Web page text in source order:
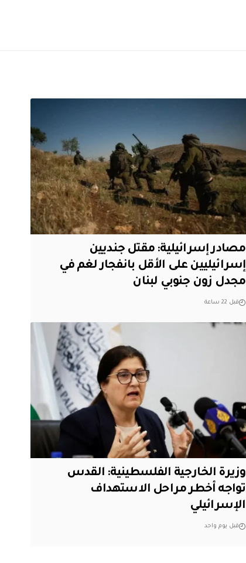
مصادر إسرائيلية: مقتل جنديين
إسرائيليين على الأقل بانفجار لغم في
مجدل زون جنوبي لبنان
قبل 22 ساعة
وزيرة الخارجية الفلسطينية: القدس
تواجه أخطر مراحل الاستهداف
الإسرائيلي
قبل يوم واحد